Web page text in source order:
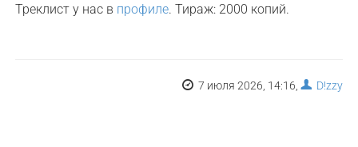
Треклист у нас в профиле. Тираж: 2000 копий.
7 июля 2026, 14:16, D!zzy